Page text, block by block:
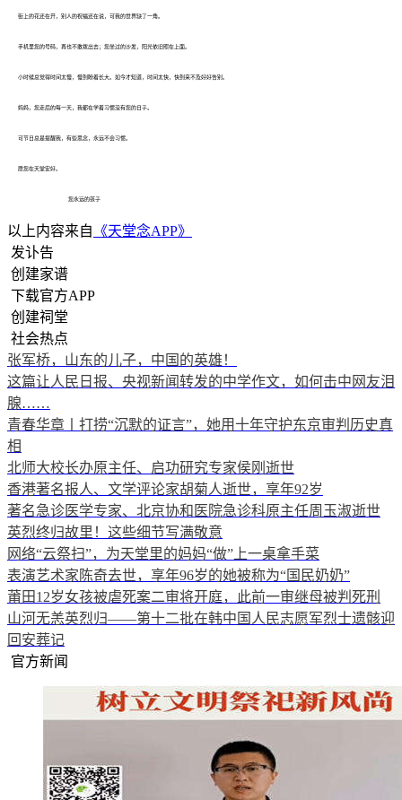
街上的花还在开，别人的祝福还在说，可我的世界缺了一角。
手机里您的号码，再也不敢拨出去；您坐过的沙发，阳光依旧照在上面。
小时候总觉得时间太慢，慢到盼着长大。如今才知道，时间太快，快到来不及好好告别。
妈妈，您走后的每一天，我都在学着习惯没有您的日子。
可节日总是提醒我，有些思念，永远不会习惯。
愿您在天堂安好。
您永远的孩子
以上内容来自 《天堂念APP》
发讣告
创建家谱
下载官方APP
创建祠堂
社会热点
张军桥，山东的儿子，中国的英雄！
这篇让人民日报、央视新闻转发的中学作文，如何击中网友泪
腺……
青春华章丨打捞“沉默的证言”，她用十年守护东京审判历史真
相
北师大校长办原主任、启功研究专家侯刚逝世
香港著名报人、文学评论家胡菊人逝世，享年92岁
著名急诊医学专家、北京协和医院急诊科原主任周玉淑逝世
英烈终归故里！这些细节写满敬意
网络“云祭扫”，为天堂里的妈妈“做”上一桌拿手菜
表演艺术家陈奇去世，享年96岁的她被称为“国民奶奶”
莆田12岁女孩被虐死案二审将开庭，此前一审继母被判死刑
山河无恙英烈归——第十二批在韩中国人民志愿军烈士遗骸迎
回安葬记
官方新闻